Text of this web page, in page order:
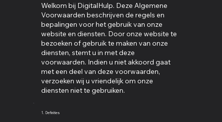
Welkom bij DigitalHulp. Deze Algemene
Voorwaarden beschrijven de regels en
bepalingen voor het gebruik van onze
website en diensten. Door onze website te
bezoeken of gebruik te maken van onze
diensten, stemt u in met deze
voorwaarden. Indien u niet akkoord gaat
met een deel van deze voorwaarden,
verzoeken wij u vriendelijk om onze
diensten niet te gebruiken.
1. Definities